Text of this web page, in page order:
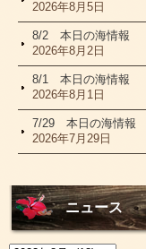
2026年8月5日
8/2 本日の海情報
2026年8月2日
8/1 本日の海情報
2026年8月1日
7/29 本日の海情報
2026年7月29日
ニュース